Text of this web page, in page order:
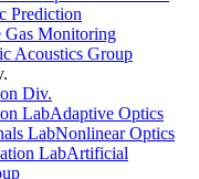
Prediction
Gas Monitoring
Acoustics Group
Div.
LabAdaptive Optics
LabNonlinear Optics
LabArtificial